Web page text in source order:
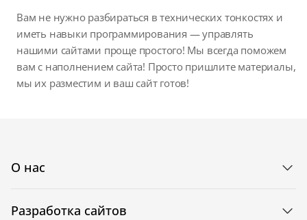
Вам не нужно разбираться в технических тонкостях и
иметь навыки программирования — управлять
нашими сайтами проще простого! Мы всегда поможем
вам с наполнением сайта! Просто пришлите материалы,
мы их разместим и ваш сайт готов!
О нас
Разработка сайтов